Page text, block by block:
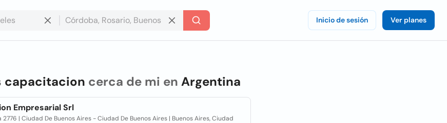
Inicio de sesión Ver planes
capacitacion cerca de mi en Argentina
Empresarial Srl
2776 | Ciudad De Buenos Aires - Ciudad De Buenos Aires | Buenos Aires, Ciudad